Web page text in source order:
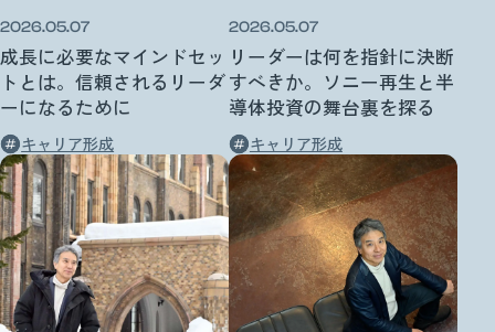
2026.05.07
成長に必要なマインドセッ
トとは。信頼されるリーダ
ーになるために
キャリア形成
2026.05.07
リーダーは何を指針に決断
すべきか。ソニー再生と半
導体投資の舞台裏を探る
キャリア形成